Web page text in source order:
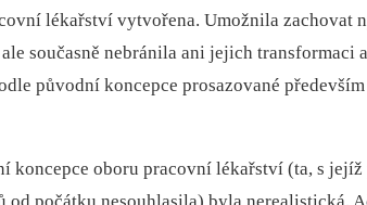
lékařství vytvořena. Umožnila zachovat
současně nebránila ani jejich transformaci
původní koncepce prosazované
koncepce oboru pracovní lékařství (ta, s jejíž